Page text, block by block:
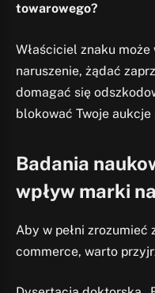
towarowego?
Właściciel znaku
naruszenie, żądać
domagać się
blokować Twoje
Badania
wpływ marki
Aby w pełni zrozumieć
commerce, warto